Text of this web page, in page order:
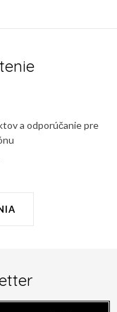
a odporúčanie pre